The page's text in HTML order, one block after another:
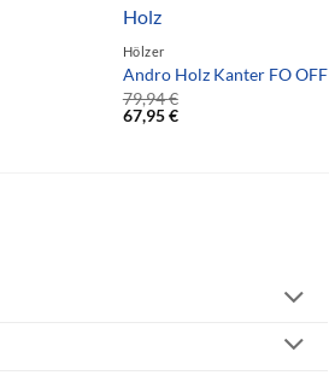
Hölzer
Andro Holz Kanter FO OFF
79,94€
67,95€